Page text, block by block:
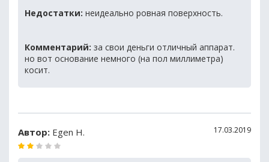
Недостатки: неидеально ровная поверхность.
Комментарий: за свои деньги отличный аппарат.
но вот основание немного (на пол миллиметра)
косит.
Автор: Egen Н. 17.03.2019